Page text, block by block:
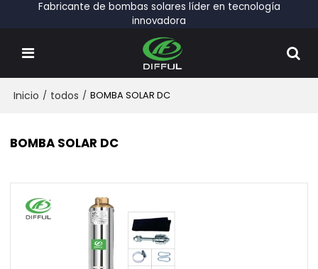
Fabricante de bombas solares líder en tecnología
innovadora
Inicio / todos / BOMBA SOLAR DC
BOMBA SOLAR DC